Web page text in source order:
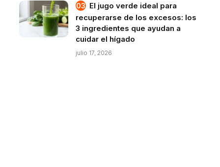
El jugo verde ideal para
recuperarse de los excesos: los
3 ingredientes que ayudan a
cuidar el hígado
julio 17, 2026